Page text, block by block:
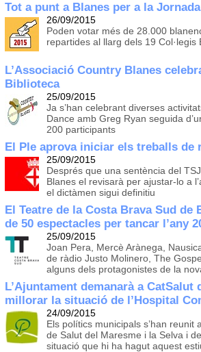
Tot a punt a Blanes per a la
26/09/2015
Poden votar més de 28.000
repartides al llarg dels 19
L’Associació Country Blanes
Biblioteca
25/09/2015
Ja s’han celebrant diverses
Dance amb Greg Ryan seguida
200 participants
El Ple aprova iniciar els treballs de
25/09/2015
Després que una sentència del
Blanes el revisarà per ajustar-lo a
el dictàmen sigui definitiu
El Teatre de la Costa Brava Sud
de 50 espectacles per tancar l’any
25/09/2015
Joan Pera, Mercè Arànega,
de ràdio Justo Molinero, The
alguns dels protagonistes de la
L’Ajuntament demanarà a
millorar la situació de l’Hospital
24/09/2015
Els polítics municipals s’han
de Salut del Maresme i la Selva i
situació que hi ha hagut aquest